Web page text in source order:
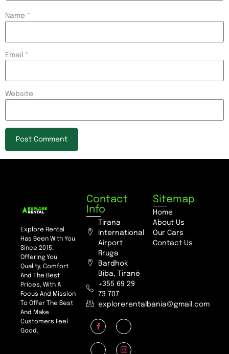
Name *
Email *
Website
Explore Rental
Has Been With You
Since 2015,
Offering You
Quality, Comfort
And The Best
Prices, With A
Focus And Mission
To Offer The Best
And Make
Customers Feel
Good.
Contact
Info
Tirana
International
Airport
Rruga
Bardhok
Biba, Tiranë
+355 69 29
73 707
explorerentalbania@gmail.com
Sitemap
Home
About Us
Our Cars
Contact Us